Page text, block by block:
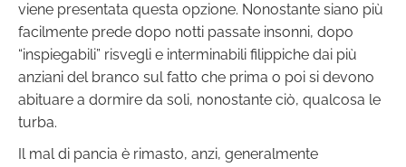
viene presentata questa opzione. Nonostante siano più
facilmente prede dopo notti passate insonni, dopo
“inspiegabili” risvegli e interminabili filippiche dai più
anziani del branco sul fatto che prima o poi si devono
abituare a dormire da soli, nonostante ciò, qualcosa le
turba.
Il mal di pancia è rimasto, anzi, generalmente